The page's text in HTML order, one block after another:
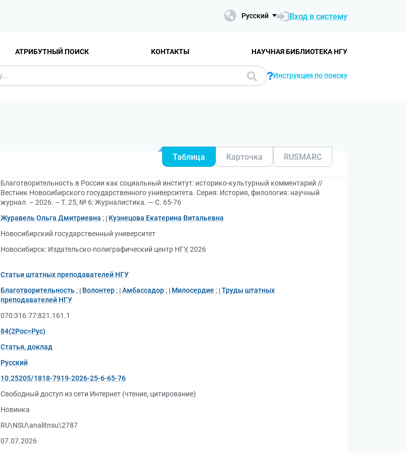
Русский Вход в систему
АТРИБУТНЫЙ ПОИСК КОНТАКТЫ НАУЧНАЯ БИБЛИОТЕКА НГУ
Инструкция по поиску
Таблица Карточка RUSMARC
Благотворительность в России как социальный институт: историко-культурный комментарий //
Вестник Новосибирского государственного университета. Серия: История, филология: научный
журнал. – 2026. – Т. 25, № 6: Журналистика. — С. 65-76
Журавель Ольга Дмитриевна ;
Кузнецова Екатерина Витальевна
Новосибирский государственный университет
Новосибирск: Издательско-полиграфический центр НГУ, 2026
Статьи штатных преподавателей НГУ
Благотворительность ; Волонтер ; Амбассадор ; Милосердие ; Труды штатных
преподавателей НГУ
070:316.77:821.161.1
84(2Рос=Рус)
Статья, доклад
Русский
10.25205/1818-7919-2026-25-6-65-76
Свободный доступ из сети Интернет (чтение, цитирование)
Новинка
RU\NSU\analitnsu\2787
07.07.2026